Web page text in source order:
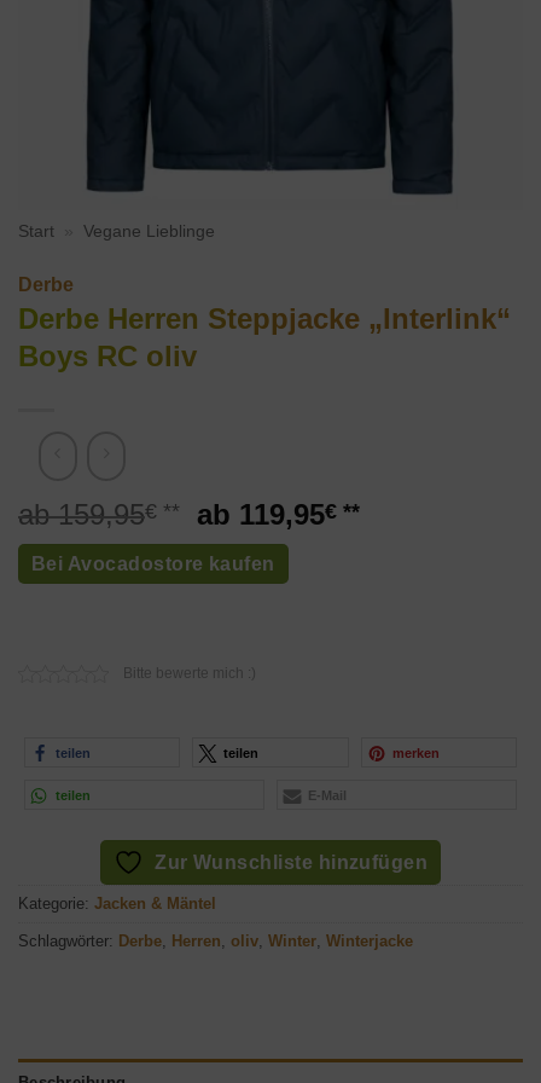
Start Vegane Lieblinge
Derbe
Derbe Herren Steppjacke „Interlink“
Boys RC oliv
159,95€
Ursprünglicher
Preis
war:
119,95€
Aktueller
Bei Avocadostore kaufen
Bitte bewerte mich :)
teilen teilen merken
teilen E-Mail
Zur Wunschliste hinzufügen
Kategorie: Jacken & Mäntel
Schlagwörter: Derbe Herren oliv Winter Winterjacke